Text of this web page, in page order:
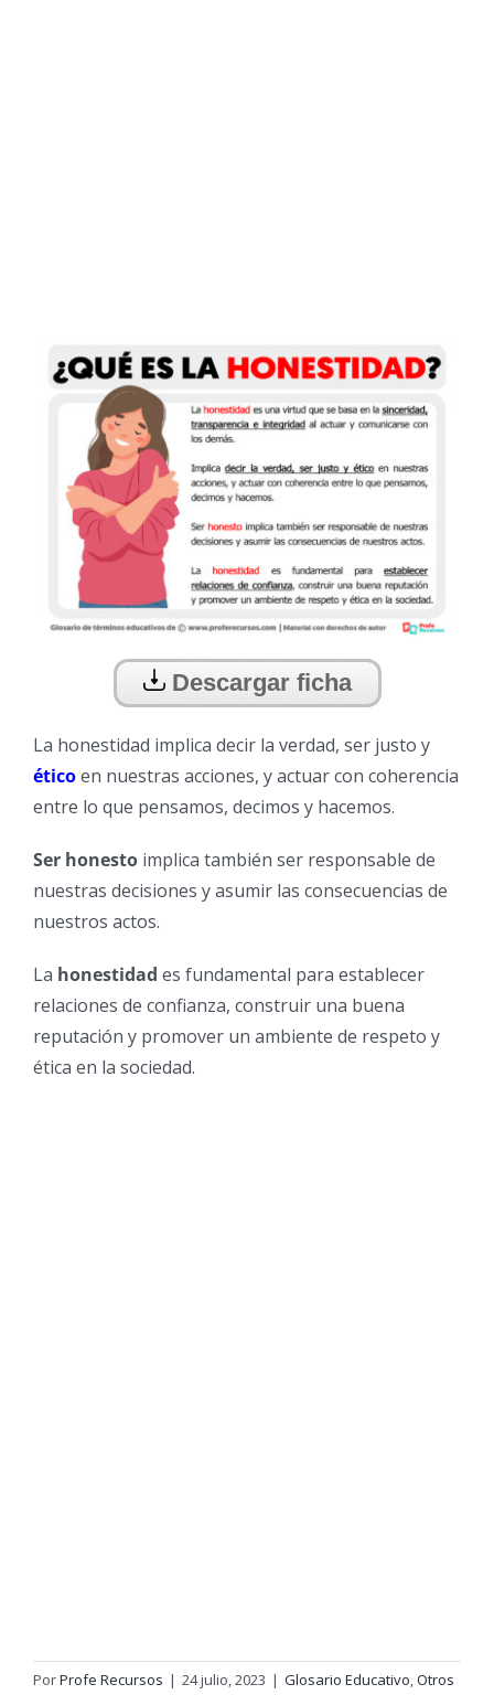
Descargar ficha
La honestidad implica decir la verdad, ser justo y
éticoen nuestras acciones, y actuar con coherencia
entre lo que pensamos, decimos y hacemos.
Ser honesto implica también ser responsable de
nuestras decisiones y asumir las consecuencias de
nuestros actos.
La honestidad es fundamental para establecer
relaciones de confianza, construir una buena
reputación y promover un ambiente de respeto y
ética en la sociedad.
PorProfe Recursos | 24 julio, 2023 | Glosario Educativo,Otros